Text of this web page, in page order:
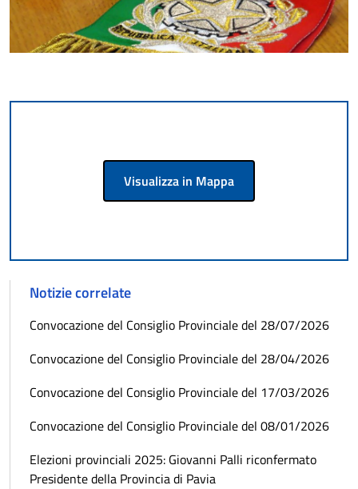
Visualizza in Mappa
Notizie correlate
Convocazione del Consiglio Provinciale del 28/07/2026
Convocazione del Consiglio Provinciale del 28/04/2026
Convocazione del Consiglio Provinciale del 17/03/2026
Convocazione del Consiglio Provinciale del 08/01/2026
Elezioni provinciali 2025: Giovanni Palli riconfermato
Presidente della Provincia di Pavia